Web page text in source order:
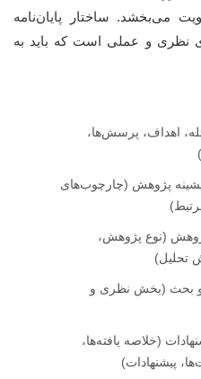
می‌بخشد. ساختار پایان‌نامه
نظری و عملی است که باید به
اهداف، پرسش‌ها،
پژوهش (چارچوب‌های
(نوع پژوهش،
تحلیل)
و بحث (بخش نظری و
(خلاصه یافته‌ها،
پیشنهادات)